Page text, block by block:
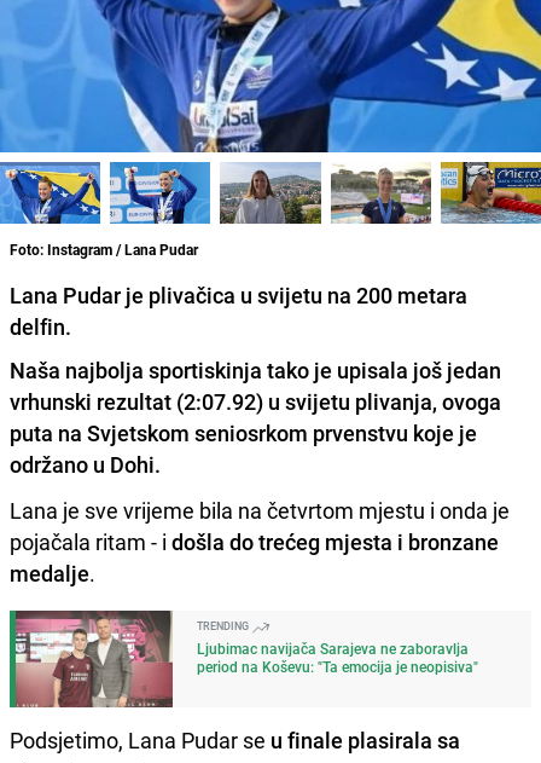
Foto: Instagram / Lana Pudar
Lana Pudar je plivačica u svijetu na 200 metara
delfin.
Naša najbolja sportiskinja tako je upisala još jedan
vrhunski rezultat (2:07.92) u svijetu plivanja, ovoga
puta na Svjetskom seniosrkom prvenstvu koje je
održano u Dohi.
Lana je sve vrijeme bila na četvrtom mjestu i onda je
pojačala ritam - i došla do trećeg mjesta i bronzane
medalje.
TRENDING
Ljubimac navijača Sarajeva ne zaboravlja
period na Koševu: "Ta emocija je neopisiva"
Podsjetimo, Lana Pudar se u finale plasirala sa